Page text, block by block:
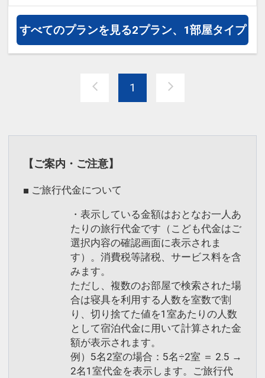
設定期間：2026年4月1日～2027年3月
31日
インターネットコース番号：DP-1-
●３連泊以上で、夕食１回付（メインが
選べるハーフブッフェ）
※旅行代金に含まれます。
１泊目より１泊につきおひとり様 ５００
円引
※他の割引との併用はできません。
ーからお進みいただいた後表示される
「空室照会結果確認画面」でご確認くだ
※宿泊期間中すべての日において人数・
氏名・客室タイプ・食事条件・プラン同
一であることが割引適用の条件となりま
設定期間：2026年4月1日～2027年3月
すべてのプランを見る2プラン、1部屋タイプ
1
【ご案内・ご注意】
■ ご旅行代金について
・表示している金額はおとなお一人あ
たりの旅行代金です（こども代金はご
選択内容の確認画面に表示されま
す）。消費税等諸税、サービス料を含
みます。
ただし、複数のお部屋で検索された場
合は寝具を利用する人数を室数で割
り、切り捨てた値を1室あたりの人数
として宿泊代金に用いて計算された金
額が表示されます。
例）5名2室の場合：5名÷2室 ＝ 2.5 →
2名1室代金を表示します。ご旅行代